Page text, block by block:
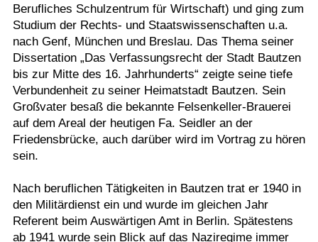
Berufliches Schulzentrum für Wirtschaft) und ging zum
Studium der Rechts- und Staatswissenschaften u.a.
nach Genf, München und Breslau. Das Thema seiner
Dissertation „Das Verfassungsrecht der Stadt Bautzen
bis zur Mitte des 16. Jahrhunderts“ zeigte seine tiefe
Verbundenheit zu seiner Heimatstadt Bautzen. Sein
Großvater besaß die bekannte Felsenkeller-Brauerei
auf dem Areal der heutigen Fa. Seidler an der
Friedensbrücke, auch darüber wird im Vortrag zu hören
sein.
Nach beruflichen Tätigkeiten in Bautzen trat er 1940 in
den Militärdienst ein und wurde im gleichen Jahr
Referent beim Auswärtigen Amt in Berlin. Spätestens
ab 1941 wurde sein Blick auf das Naziregime immer